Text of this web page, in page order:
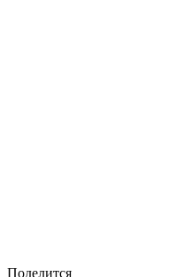
Поделится